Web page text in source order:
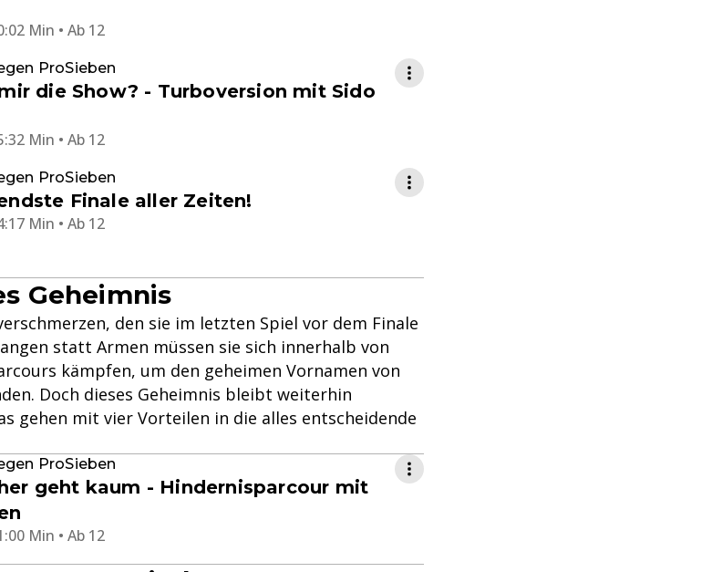
Min • Ab 12
ProSieben
die Show? - Turboversion mit Sido
Min • Ab 12
ProSieben
Finale aller Zeiten!
Min • Ab 12
Geheimnis
den sie im letzten Spiel vor dem Finale
statt Armen müssen sie sich innerhalb von
kämpfen, um den geheimen Vornamen von
Doch dieses Geheimnis bleibt weiterhin
gehen mit vier Vorteilen in die alles entscheidende
ProSieben
geht kaum - Hindernisparcour mit
Min • Ab 12